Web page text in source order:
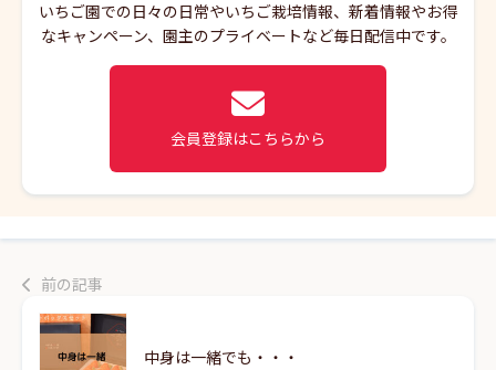
いちご園での日々の日常やいちご栽培情報、新着情報やお得
なキャンペーン、園主のプライベートなど毎日配信中です。
会員登録はこちらから
前の記事
中身は一緒でも・・・